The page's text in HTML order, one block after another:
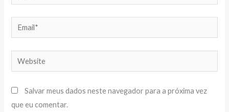
Email*
Website
Salvar meus dados neste navegador para a próxima vez
que eu comentar.